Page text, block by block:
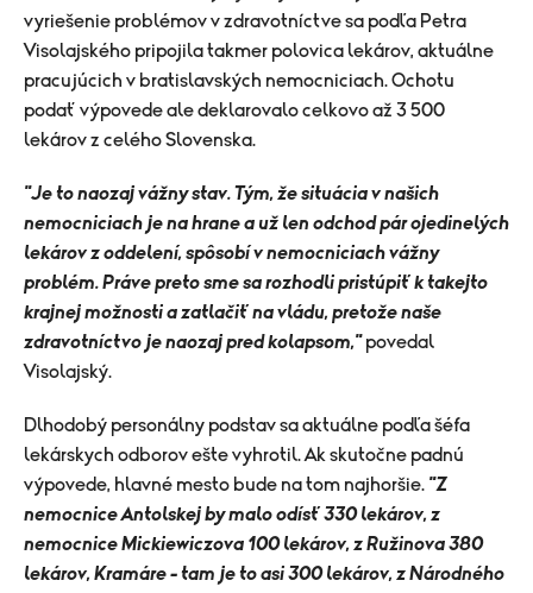
vyriešenie problémov v zdravotníctve sa podľa Petra
Visolajského pripojila takmer polovica lekárov, aktuálne
pracujúcich v bratislavských nemocniciach. Ochotu
podať výpovede ale deklarovalo celkovo až 3 500
lekárov z celého Slovenska.
"Je to naozaj vážny stav. Tým, že situácia v našich
nemocniciach je na hrane a už len odchod pár ojedinelých
lekárov z oddelení, spôsobí v nemocniciach vážny
problém. Práve preto sme sa rozhodli pristúpiť k takejto
krajnej možnosti a zatlačiť na vládu, pretože naše
zdravotníctvo je naozaj pred kolapsom,"povedal
Visolajský.
Dlhodobý personálny podstav sa aktuálne podľa šéfa
lekárskych odborov ešte vyhrotil. Ak skutočne padnú
výpovede, hlavné mesto bude na tom najhoršie. "Z
nemocnice Antolskej by malo odísť 330 lekárov, z
nemocnice Mickiewiczova 100 lekárov, z Ružinova 380
lekárov, Kramáre - tam je to asi 300 lekárov, z Národného